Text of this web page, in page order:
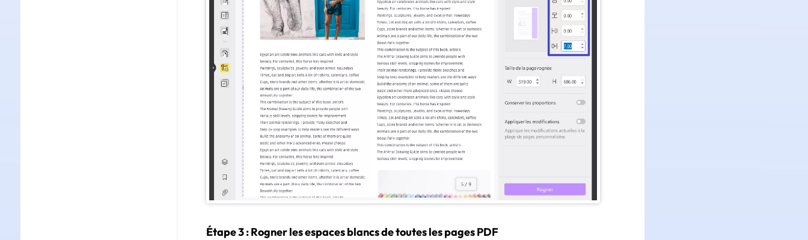
Étape 3 : Rogner les espaces blancs de toutes les pages PDF